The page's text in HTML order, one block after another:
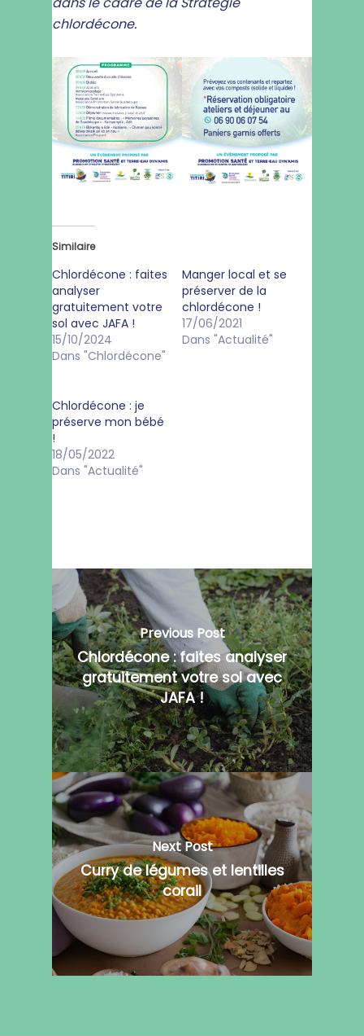
chlordécone.
Similaire
Chlordécone : faites
analyser
gratuitement votre
sol avec JAFA !
15/10/2024
Dans "Chlordécone"
Manger local et se
préserver de la
chlordécone !
17/06/2021
Dans "Actualité"
Chlordécone : je
préserve mon bébé
!
18/05/2022
Dans "Actualité"
Previous Post
Chlordécone : faites analyser
gratuitement votre sol avec
JAFA !
Next Post
Curry de légumes et lentilles
corail